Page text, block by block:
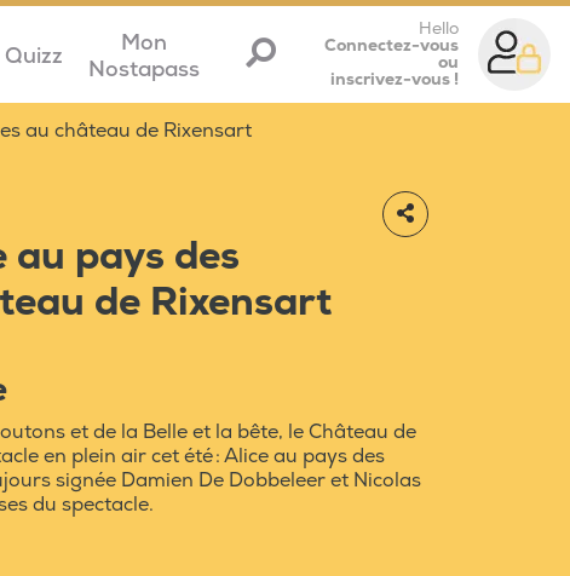
Quizz
Mon
Nostapass
Hello
Connectez-vous
ou
inscrivez-vous !
au château de Rixensart
au pays des
de Rixensart
et de la Belle et la bête, le Château de
en plein air cet été : Alice au pays des
signée Damien De Dobbeleer et Nicolas
du spectacle.